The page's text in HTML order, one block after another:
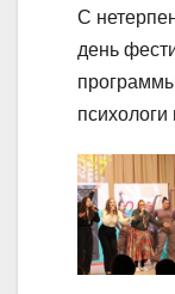
С
день
психологи